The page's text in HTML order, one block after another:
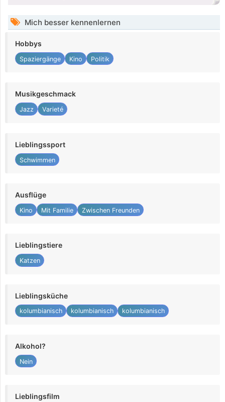
Mich besser kennenlernen
Hobbys
Spaziergänge Kino Politik
Musikgeschmack
Jazz Varieté
Lieblingssport
Schwimmen
Ausflüge
Kino Mit Familie Zwischen Freunden
Lieblingstiere
Katzen
Lieblingsküche
kolumbianisch kolumbianisch kolumbianisch
Alkohol?
Nein
Lieblingsfilm